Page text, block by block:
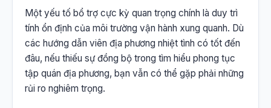
Một yếu tố bổ trợ cực kỳ quan trọng chính là duy trì
tính ổn định của môi trường vận hành xung quanh. Dù
các hướng dẫn viên địa phương nhiệt tình có tốt đến
đâu, nếu thiếu sự đồng bộ trong tìm hiểu phong tục
tập quán địa phương, bạn vẫn có thể gặp phải những
rủi ro nghiêm trọng.